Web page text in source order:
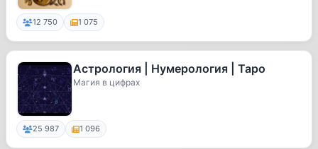
12 750 1 075
Астрология | Нумерология | Таро
Магия в цифрах
25 987 1 096